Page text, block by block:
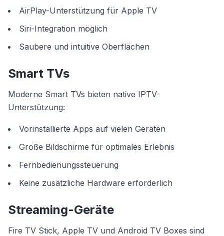
AirPlay-Unterstützung für Apple TV
Siri-Integration möglich
Saubere und intuitive Oberflächen
Smart TVs
Moderne Smart TVs bieten native IPTV-
Unterstützung:
Vorinstallierte Apps auf vielen Geräten
Große Bildschirme für optimales Erlebnis
Fernbedienungssteuerung
Keine zusätzliche Hardware erforderlich
Streaming-Geräte
Fire TV Stick, Apple TV und Android TV Boxes sind